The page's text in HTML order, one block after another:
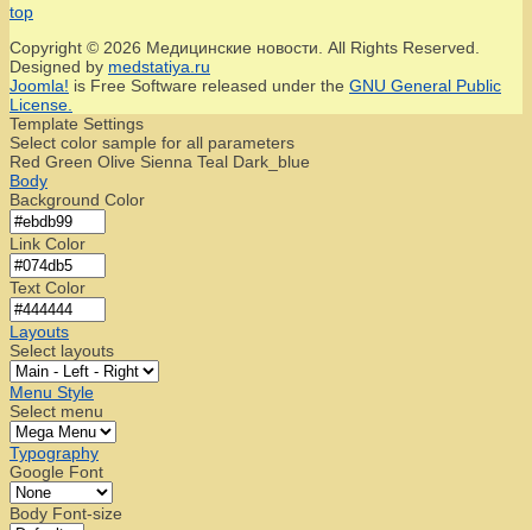
top
Copyright © 2026 Медицинские новости. All Rights Reserved.
Designed by medstatiya.ru
Joomla! is Free Software released under the GNU General Public
License.
Template Settings
Select color sample for all parameters
Red Green Olive Sienna Teal Dark_blue
Body
Background Color
Link Color
Text Color
Layouts
Select layouts
Menu Style
Select menu
Typography
Google Font
Body Font-size